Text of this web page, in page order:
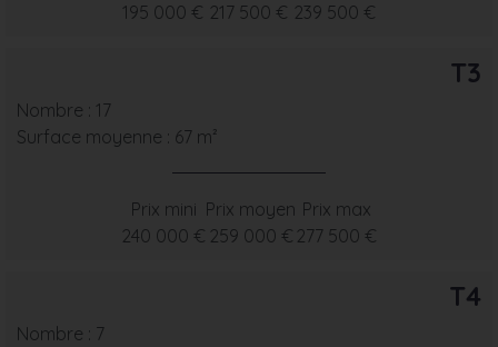
195 000 € 217 500 € 239 500 €
T3
Nombre : 17
Surface moyenne : 67 m²
Prix mini
240 000 €
Prix moyen
259 000 €
Prix max
277 500 €
T4
Nombre : 7